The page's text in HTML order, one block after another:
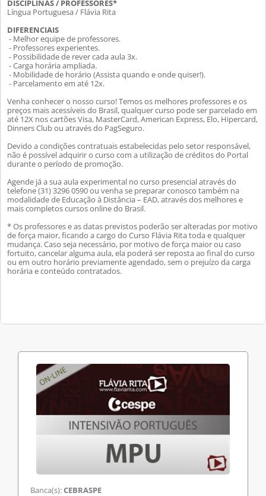
DISCIPLINAS / PROFESSORES*
Língua Portuguesa / Flávia Rita
DIFERENCIAIS
- Melhor equipe de professores.
- Professores experientes.
- Possibilidade de rever cada aula 3x.
- Carga horária ampliada.
- Mobilidade de horário (Assista quando e onde quiser!).
- Parcelamento em até 12x.
Venha conhecer o nosso curso! Temos os melhores professores e os
preços mais acessíveis do Brasil, qualquer curso pode ser parcelado em
até 12X nos cartões Visa, MasterCard, American Express, Elo, Hipercard,
Dinners Club ou através do PagSeguro.
Devido a condições contratuais estabelecidas pelo setor responsável,
não é possível adquirir o curso com a utilização de créditos do Portal
durante o período de promoção.
Agende já a sua aula experimental no curso presencial através do
telefone (31) 3296 0590 ou venha se preparar conosco também na
modalidade de Educação à Distância – EAD, através dos melhores e
mais completos cursos online do Brasil.
* Os professores e as datas previstos poderão ser alteradas por motivo
de força maior, ficando a cargo do Curso Flávia Rita toda e qualquer
mudança. Caso seja necessário, por motivo de força maior ou caso
fortuito, cancelar alguma aula, ela poderá ser reposta ao final do curso
ou em outro horário previamente agendado, sem o prejuízo da carga
horária e conteúdo contratados.
Banca(s):CEBRASPE